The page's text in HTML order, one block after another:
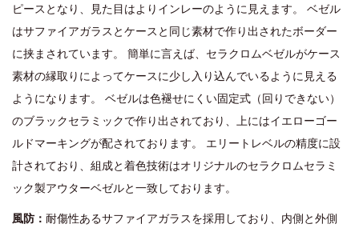
ピースとなり、見た目はよりインレーのように見えます。 ベゼル
はサファイアガラスとケースと同じ素材で作り出されたボーダー
に挟まされています。 簡単に言えば、セラクロムベゼルがケース
素材の縁取りによってケースに少し入り込んでいるように見える
ようになります。 ベゼルは色褪せにくい固定式（回りできない）
のブラックセラミックで作り出されており、上にはイエローゴー
ルドマーキングが配されております。 エリートレベルの精度に設
計されており、組成と着色技術はオリジナルのセラクロムセラミ
ック製アウターベゼルと一致しております。
風防： 耐傷性あるサファイアガラスを採用しており、内側と外側